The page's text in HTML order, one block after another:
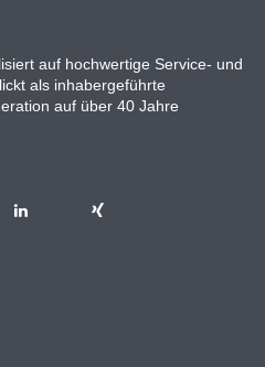
auf hochwertige Service- und
als inhabergeführte
auf über 40 Jahre